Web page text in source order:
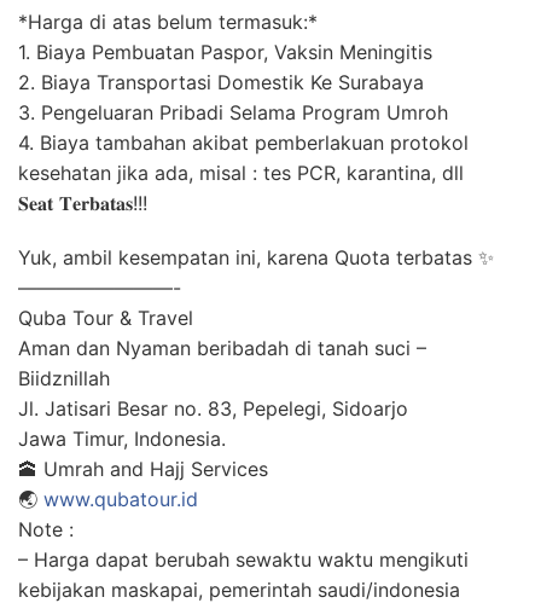
*Harga di atas belum termasuk:*
1. Biaya Pembuatan Paspor, Vaksin Meningitis
2. Biaya Transportasi Domestik Ke Surabaya
3. Pengeluaran Pribadi Selama Program Umroh
4. Biaya tambahan akibat pemberlakuan protokol
kesehatan jika ada, misal : tes PCR, karantina, dll
𝐒𝐞𝐚𝐭 𝐓𝐞𝐫𝐛𝐚𝐭𝐚𝐬!!!
Yuk, ambil kesempatan ini, karena Quota terbatas ✨
————————-
Quba Tour & Travel
Aman dan Nyaman beribadah di tanah suci –
Biidznillah
Jl. Jatisari Besar no. 83, Pepelegi, Sidoarjo
Jawa Timur, Indonesia.
🕋 Umrah and Hajj Services
🌏 www.qubatour.id
Note :
– Harga dapat berubah sewaktu waktu mengikuti
kebijakan maskapai, pemerintah saudi/indonesia